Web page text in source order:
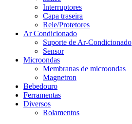
Interruptores
Capa traseira
Rele/Protetores
Ar Condicionado
Suporte de Ar-Condicionado
Sensor
Microondas
Membranas de microondas
Magnetron
Bebedouro
Ferramentas
Diversos
Rolamentos